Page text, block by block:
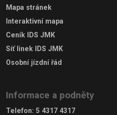
Mapa stránek
Interaktivní mapa
Ceník IDS JMK
Síť linek IDS JMK
Osobní jízdní řád
Informace a podněty
Telefon: 5 4317 4317